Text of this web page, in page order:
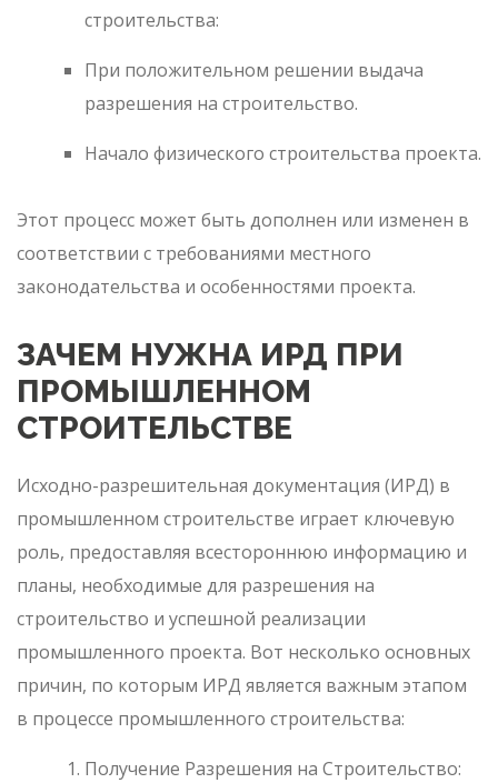
строительства:
При положительном решении выдача
разрешения на строительство.
Начало физического строительства проекта.
Этот процесс может быть дополнен или изменен в
соответствии с требованиями местного
законодательства и особенностями проекта.
ЗАЧЕМ НУЖНА ИРД ПРИ
ПРОМЫШЛЕННОМ
СТРОИТЕЛЬСТВЕ
Исходно-разрешительная документация (ИРД) в
промышленном строительстве играет ключевую
роль, предоставляя всестороннюю информацию и
планы, необходимые для разрешения на
строительство и успешной реализации
промышленного проекта. Вот несколько основных
причин, по которым ИРД является важным этапом
в процессе промышленного строительства:
Получение Разрешения на Строительство: